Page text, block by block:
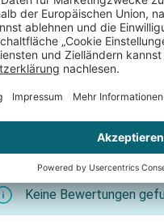
Keine Bewertungen